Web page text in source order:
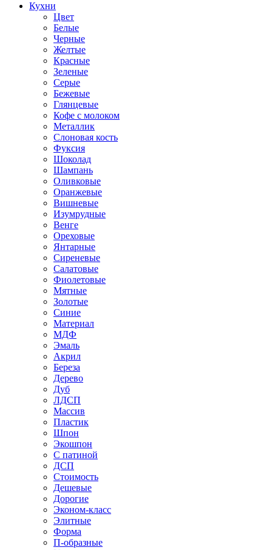
Кухни
Цвет
Белые
Черные
Желтые
Красные
Зеленые
Серые
Бежевые
Глянцевые
Кофе с молоком
Металлик
Слоновая кость
Фуксия
Шоколад
Шампань
Оливковые
Оранжевые
Вишневые
Изумрудные
Венге
Ореховые
Янтарные
Сиреневые
Салатовые
Фиолетовые
Мятные
Золотые
Синие
Материал
МДФ
Эмаль
Акрил
Береза
Дерево
Дуб
ЛДСП
Массив
Пластик
Шпон
Экошпон
С патиной
ДСП
Стоимость
Дешевые
Дорогие
Эконом-класс
Элитные
Форма
П-образные